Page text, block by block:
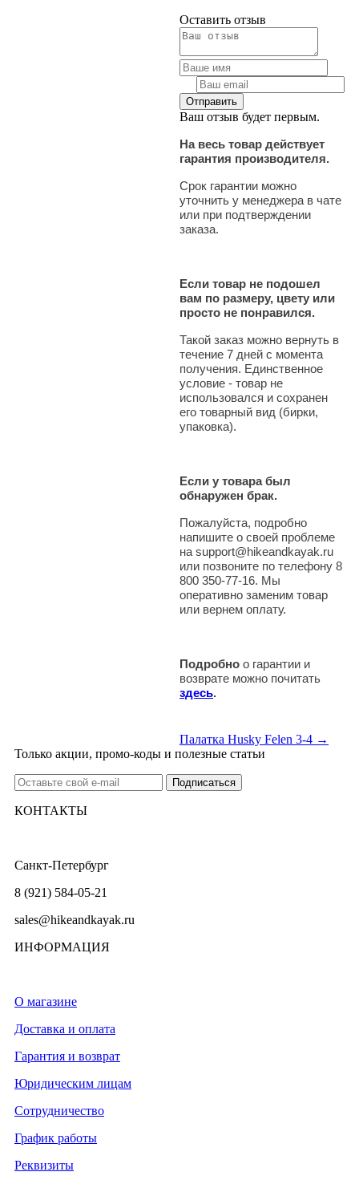
Оставить отзыв
Ваш отзыв будет первым.
На весь товар действует
гарантия производителя.
Срок гарантии можно
уточнить у менеджера в чате
или при подтверждении
заказа.
Если товар не подошел
вам по размеру, цвету или
просто не понравился.
Такой заказ можно вернуть в
течение 7 дней с момента
получения. Единственное
условие - товар не
использовался и сохранен
его товарный вид (бирки,
упаковка).
Если у товара был
обнаружен брак.
Пожалуйста, подробно
напишите о своей проблеме
на support@hikeandkayak.ru
или позвоните по телефону 8
800 350-77-16. Мы
оперативно заменим товар
или вернем оплату.
Подробно о гарантии и
возврате можно почитать
здесь.
Палатка Husky Felen 3-4 →
Только акции, промо-коды и полезные статьи
КОНТАКТЫ
Санкт-Петербург
8 (921) 584-05-21
sales@hikeandkayak.ru
ИНФОРМАЦИЯ
О магазине
Доставка и оплата
Гарантия и возврат
Юридическим лицам
Сотрудничество
График работы
Реквизиты